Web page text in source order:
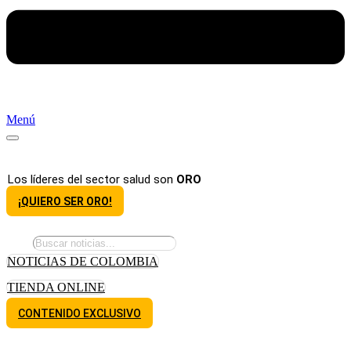
Menú
Los líderes del sector salud son ORO
¡QUIERO SER ORO!
NOTICIAS DE COLOMBIA
TIENDA ONLINE
CONTENIDO EXCLUSIVO